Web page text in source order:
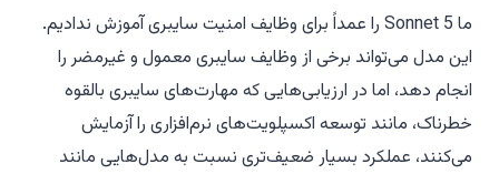
ما Sonnet 5 را عمداً برای وظایف امنیت سایبری آموزش ندادیم.
این مدل می‌تواند برخی از وظایف سایبری معمول و غیرمضر را
انجام دهد، اما در ارزیابی‌هایی که مهارت‌های سایبری بالقوه
خطرناک، مانند توسعه اکسپلویت‌های نرم‌افزاری را آزمایش
می‌کنند، عملکرد بسیار ضعیف‌تری نسبت به مدل‌هایی مانند